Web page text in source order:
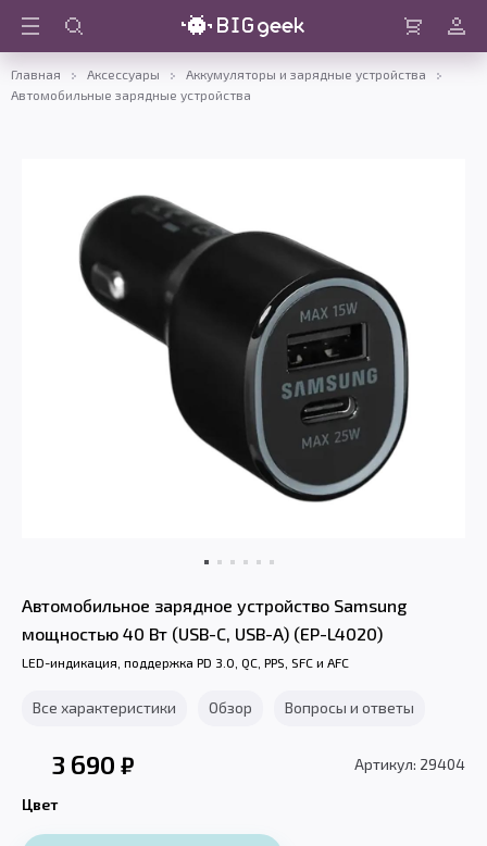
Войти
Главная Аксессуары
Аккумуляторы и зарядные устройства
Автомобильные зарядные устройства
Автомобильное зарядное устройство Samsung
мощностью 40 Вт (USB-C, USB-A) (EP-L4020)
LED-индикация, поддержка PD 3.0, QC, PPS, SFC и AFC
Все характеристики Обзор Вопросы и ответы
3 690 ₽ Артикул: 29404
Цвет